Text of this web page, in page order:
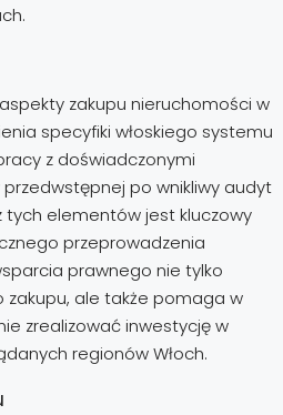
zakupu nieruchomości w
specyfiki włoskiego systemu
z doświadczonymi
po wnikliwy audyt
tych elementów jest kluczowy
przeprowadzenia
prawnego nie tylko
zakupu, ale także pomaga w
zrealizować inwestycję w
regionów Włoch.